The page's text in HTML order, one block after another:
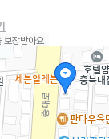
보장받아요